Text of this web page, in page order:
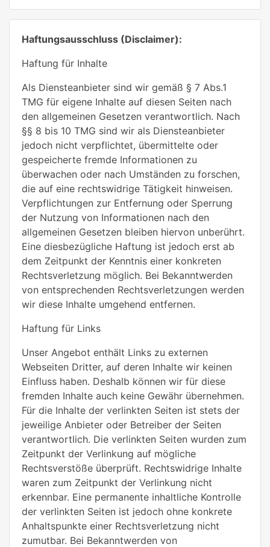
Haftungsausschluss (Disclaimer):
Haftung für Inhalte
Als Diensteanbieter sind wir gemäß § 7 Abs.1
TMG für eigene Inhalte auf diesen Seiten nach
den allgemeinen Gesetzen verantwortlich. Nach
§§ 8 bis 10 TMG sind wir als Diensteanbieter
jedoch nicht verpflichtet, übermittelte oder
gespeicherte fremde Informationen zu
überwachen oder nach Umständen zu forschen,
die auf eine rechtswidrige Tätigkeit hinweisen.
Verpflichtungen zur Entfernung oder Sperrung
der Nutzung von Informationen nach den
allgemeinen Gesetzen bleiben hiervon unberührt.
Eine diesbezügliche Haftung ist jedoch erst ab
dem Zeitpunkt der Kenntnis einer konkreten
Rechtsverletzung möglich. Bei Bekanntwerden
von entsprechenden Rechtsverletzungen werden
wir diese Inhalte umgehend entfernen.
Haftung für Links
Unser Angebot enthält Links zu externen
Webseiten Dritter, auf deren Inhalte wir keinen
Einfluss haben. Deshalb können wir für diese
fremden Inhalte auch keine Gewähr übernehmen.
Für die Inhalte der verlinkten Seiten ist stets der
jeweilige Anbieter oder Betreiber der Seiten
verantwortlich. Die verlinkten Seiten wurden zum
Zeitpunkt der Verlinkung auf mögliche
Rechtsverstöße überprüft. Rechtswidrige Inhalte
waren zum Zeitpunkt der Verlinkung nicht
erkennbar. Eine permanente inhaltliche Kontrolle
der verlinkten Seiten ist jedoch ohne konkrete
Anhaltspunkte einer Rechtsverletzung nicht
zumutbar. Bei Bekanntwerden von